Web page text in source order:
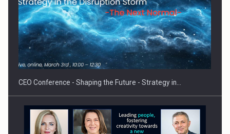
Proteinmaxxing and the Future of Protein Demand
CEO Conference - Shaping the Future - Strategy in…